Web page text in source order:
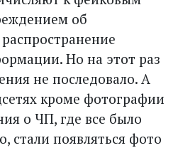
об
Но на этот раз
не последовало. А
кроме фотографии
о ЧП, где все было
стали появляться фото